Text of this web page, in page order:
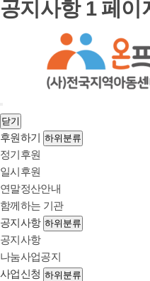
공지사항 1 페이
닫기
후원하기 하위분류
정기후원
일시후원
연말정산안내
함께하는 기관
공지사항 하위분류
공지사항
나눔사업공지
사업신청 하위분류